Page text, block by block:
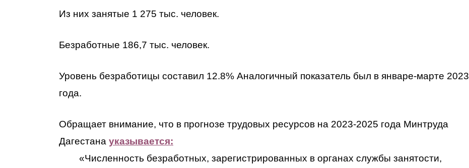
Из них занятые 1 275 тыс. человек.
Безработные 186,7 тыс. человек.
Уровень безработицы составил 12.8% Аналогичный показатель был в январе-марте 2023
года.
Обращает внимание, что в прогнозе трудовых ресурсов на 2023-2025 года Минтруда
Дагестана указывается:
«Численность безработных, зарегистрированных в органах службы занятости,